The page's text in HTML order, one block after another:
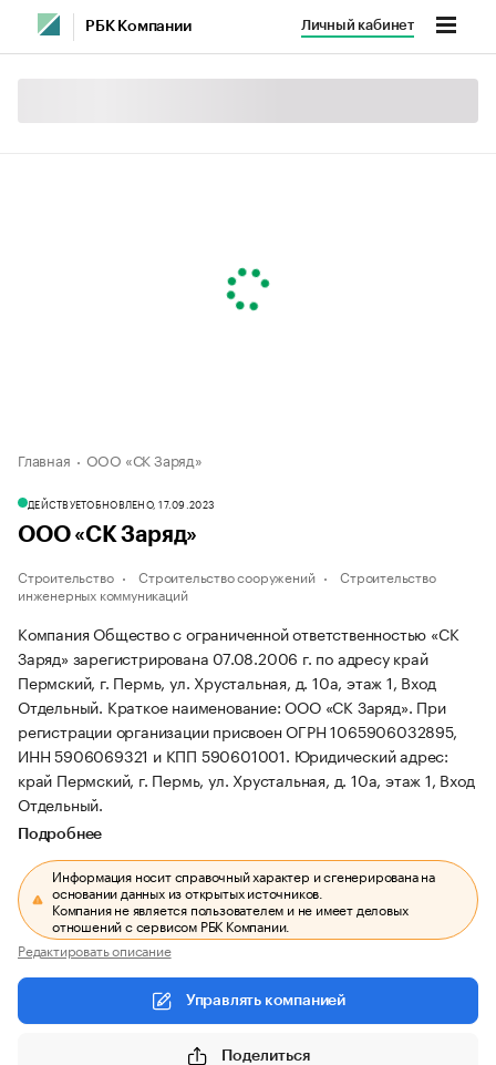
РБК Компании Личный кабинет
Главная ООО «СК Заряд»
ДЕЙСТВУЕТОБНОВЛЕНО, 17.09.2023
ООО «СК Заряд»
Строительство Строительство сооружений
Строительство
инженерных коммуникаций
Компания Общество с ограниченной ответственностью «СК
Заряд» зарегистрирована 07.08.2006 г. по адресу край
Пермский, г. Пермь, ул. Хрустальная, д. 10а, этаж 1, Вход
Отдельный. Краткое наименование: ООО «СК Заряд». При
регистрации организации присвоен ОГРН 1065906032895,
ИНН 5906069321 и КПП 590601001. Юридический адрес:
край Пермский, г. Пермь, ул. Хрустальная, д. 10а, этаж 1, Вход
Отдельный.
Подробнее
Информация носит справочный характер и сгенерирована на
основании данных из открытых источников.
Компания не является пользователем и не имеет деловых
отношений с сервисом РБК Компании.
Редактировать описание
Управлять компанией
Поделиться